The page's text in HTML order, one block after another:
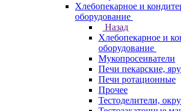
Хлебопекарное и
оборудование
Назад
Хлебопекарное и
оборудование
Мукопросеиватели
Печи пекарские,
Печи ротационные
Прочее
Тестоделители,